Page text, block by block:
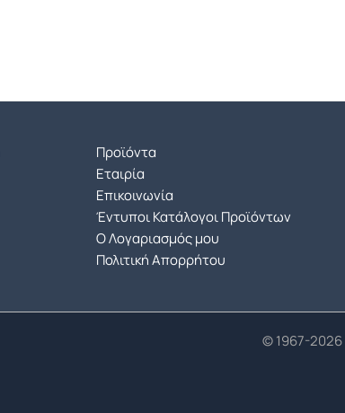
Προϊόντα
Εταιρία
Επικοινωνία
Έντυποι Κατάλογοι Προϊόντων
Ο Λογαριασμός μου
Πολιτική Απορρήτου
© 1967-2026